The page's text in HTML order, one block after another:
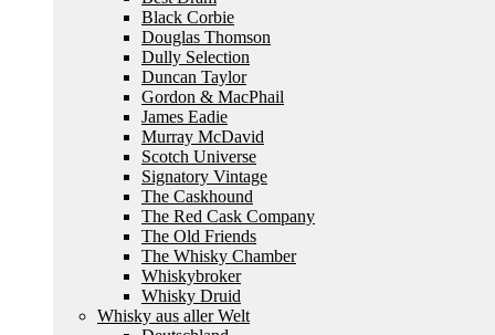
Black Corbie
Douglas Thomson
Dully Selection
Duncan Taylor
Gordon & MacPhail
James Eadie
Murray McDavid
Scotch Universe
Signatory Vintage
The Caskhound
The Red Cask Company
The Old Friends
The Whisky Chamber
Whiskybroker
Whisky Druid
Whisky aus aller Welt